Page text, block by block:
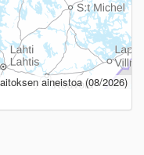
aineistoa (08/2026)